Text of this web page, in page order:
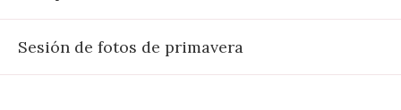
Sesión de fotos de primavera